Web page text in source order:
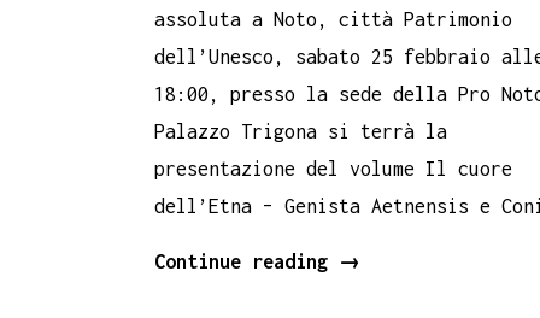
assoluta a Noto, città Patrimonio
dell’Unesco, sabato 25 febbraio
18:00, presso la sede della Pro
Palazzo Trigona si terrà la
presentazione del volume Il cuore
dell’Etna – Genista Aetnensis e
Continue reading
Il
→